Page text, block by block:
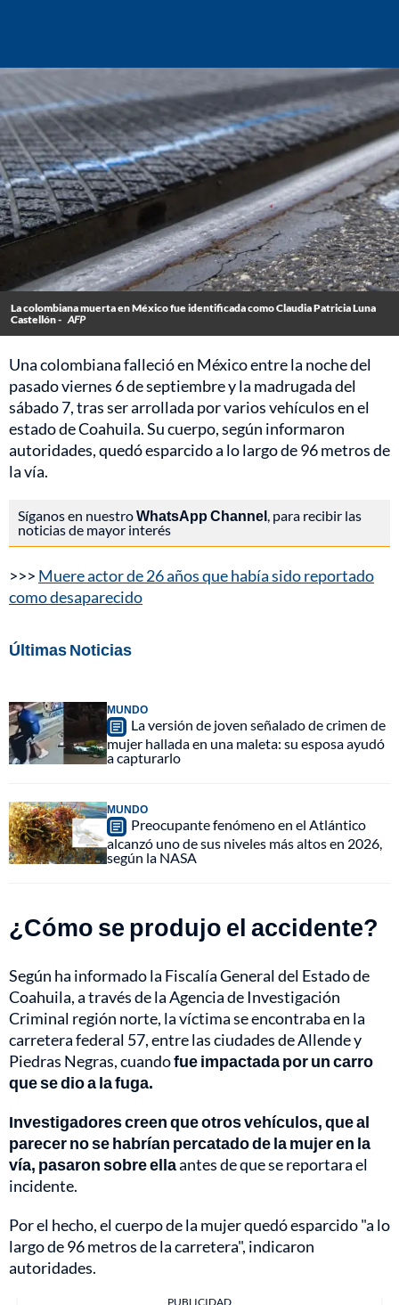
La colombiana muerta en México fue identificada como Claudia Patricia Luna
Castellón - AFP
Una colombiana falleció en México entre la noche del
pasado viernes 6 de septiembre y la madrugada del
sábado 7, tras ser arrollada por varios vehículos en el
estado de Coahuila. Su cuerpo, según informaron
autoridades, quedó esparcido a lo largo de 96 metros de
la vía.
Síganos en nuestroWhatsApp Channel, para recibir las
noticias de mayor interés
>>> Muere actor de 26 años que había sido reportado
como desaparecido
Últimas Noticias
MUNDO
La versión de joven señalado de crimen de
mujer hallada en una maleta: su esposa ayudó
a capturarlo
MUNDO
Preocupante fenómeno en el Atlántico
alcanzó uno de sus niveles más altos en 2026,
según la NASA
¿Cómo se produjo el accidente?
Según ha informado la Fiscalía General del Estado de
Coahuila, a través de la Agencia de Investigación
Criminal región norte, la víctima se encontraba en la
carretera federal 57, entre las ciudades de Allende y
Piedras Negras, cuandofue impactada por un carro
que se dio a la fuga.
Investigadores creen que otros vehículos, que al
parecer no se habrían percatado de la mujer en la
vía, pasaron sobre ellaantes de que se reportara el
incidente.
Por el hecho, el cuerpo de la mujer quedó esparcido "a lo
largo de 96 metros de la carretera", indicaron
autoridades.
PUBLICIDAD